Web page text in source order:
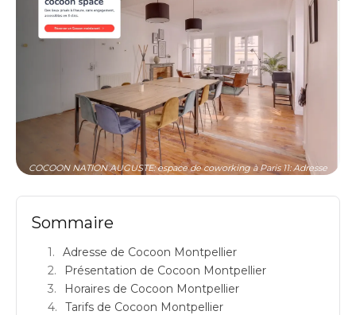
COCOON NATION AUGUSTE: espace de coworking à Paris 11: Adresse
Sommaire
Adresse de Cocoon Montpellier
Présentation de Cocoon Montpellier
Horaires de Cocoon Montpellier
Tarifs de Cocoon Montpellier